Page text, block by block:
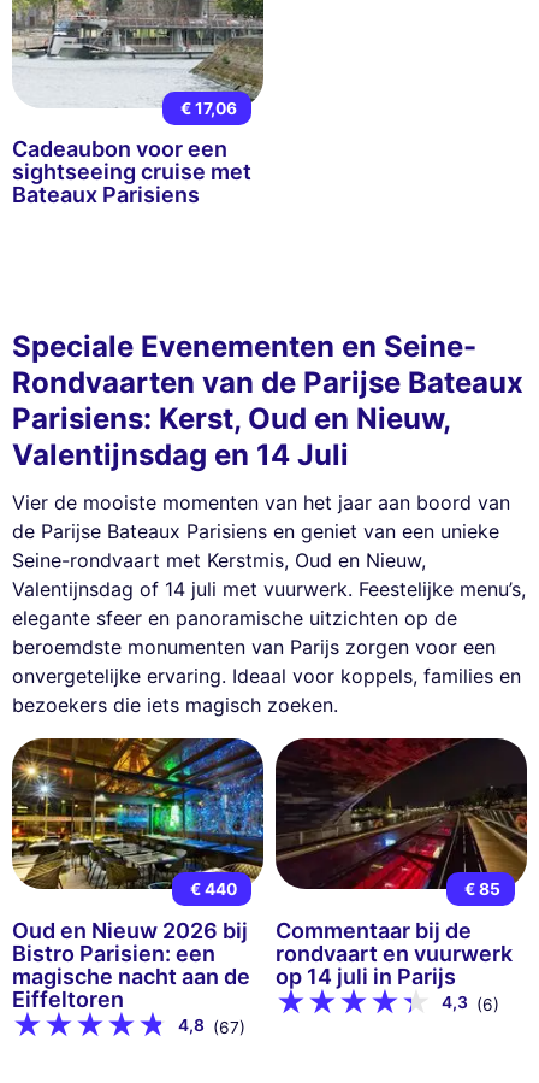
€ 17,06
Cadeaubon voor een
sightseeing cruise met
Bateaux Parisiens
Speciale Evenementen en Seine-
Rondvaarten van de Parijse Bateaux
Parisiens: Kerst, Oud en Nieuw,
Valentijnsdag en 14 Juli
Vier de mooiste momenten van het jaar aan boord van
de Parijse Bateaux Parisiens en geniet van een unieke
Seine-rondvaart met Kerstmis, Oud en Nieuw,
Valentijnsdag of 14 juli met vuurwerk. Feestelijke menu’s,
elegante sfeer en panoramische uitzichten op de
beroemdste monumenten van Parijs zorgen voor een
onvergetelijke ervaring. Ideaal voor koppels, families en
bezoekers die iets magisch zoeken.
€ 440
Oud en Nieuw 2026 bij
Bistro Parisien: een
magische nacht aan de
Eiffeltoren
4,8 (67)
€ 85
Commentaar bij de
rondvaart en vuurwerk
op 14 juli in Parijs
4,3 (6)